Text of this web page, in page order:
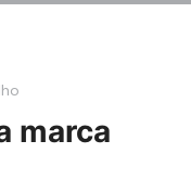
marca